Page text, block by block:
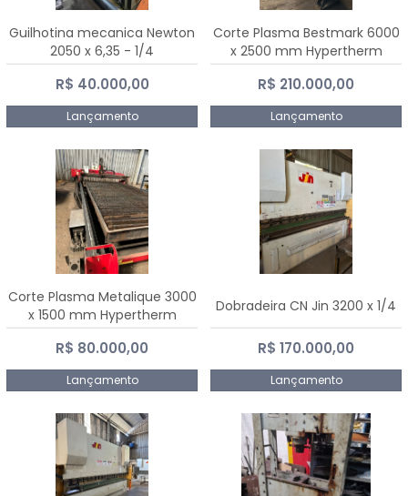
Guilhotina mecanica Newton
2050 x 6,35 - 1/4
R$ 40.000,00
Lançamento
Corte Plasma Bestmark 6000
x 2500 mm Hypertherm
MaxPro 200
R$ 210.000,00
Lançamento
Corte Plasma Metalique 3000
x 1500 mm Hypertherm
Powermax 45 xp
R$ 80.000,00
Lançamento
Dobradeira CN Jin 3200 x 1/4
R$ 170.000,00
Lançamento